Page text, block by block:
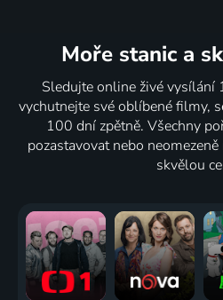
Moře stanic a
Sledujte online živé vysílání
vychutnejte své oblíbené filmy,
100 dní zpětně. Všechny
pozastavovat nebo
skvělou